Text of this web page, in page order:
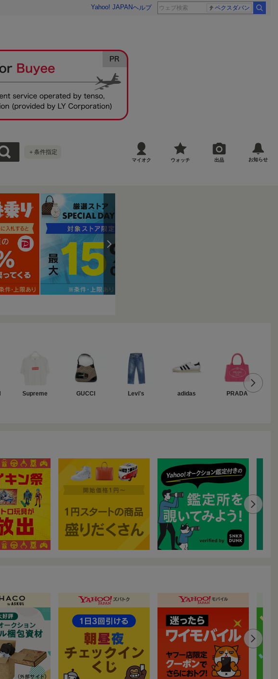
Yahoo! JAPANヘルプ ペクスダバン
＋条件指定
マイオク ウォッチ 出品 お知らせ
Supreme GUCCI Levi's adidas
PRADA